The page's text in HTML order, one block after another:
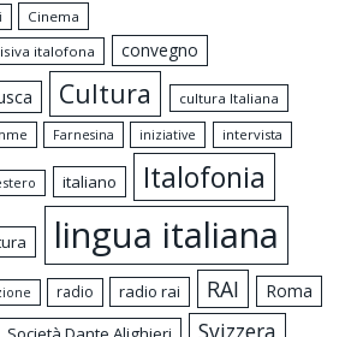
Cinema
italofona
convegno
Cultura
cultura Italiana
Farnesina iniziative intervista
italiano Italofonia
lingua italiana
radio radio rai RAI
Roma